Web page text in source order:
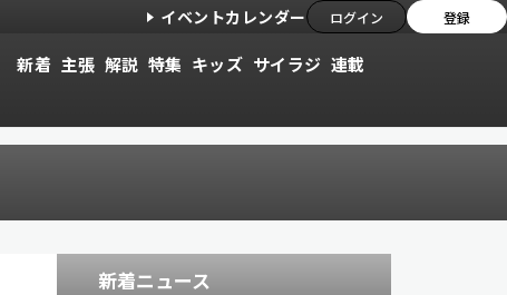
イベントカレンダー ログイン 登録
新着 主張 解説 特集 キッズ サイラジ 連載
新着ニュース